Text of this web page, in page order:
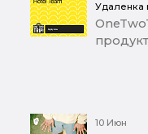
Удаленка
10 Июн